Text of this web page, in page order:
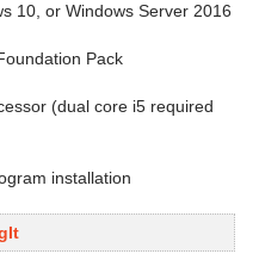
10, or Windows Server 2016
Pack
(dual core i5 required
installation